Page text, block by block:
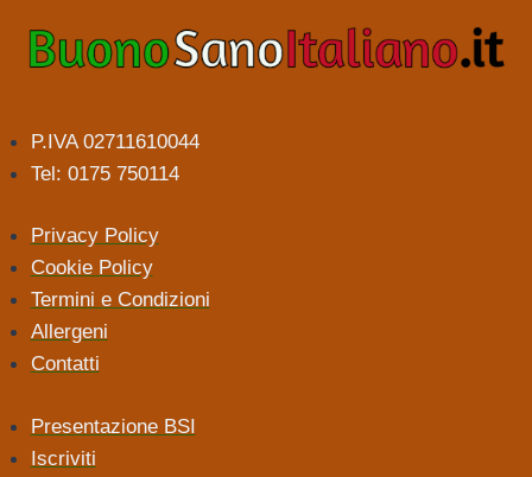
P.IVA 02711610044
Tel: 0175 750114
Privacy Policy
Cookie Policy
Termini e Condizioni
Allergeni
Contatti
Presentazione BSI
Iscriviti